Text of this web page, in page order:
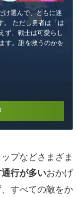
け選んで、ともに迷
。 ただし勇者は「は
ず、戦士は可愛らし
す。誰を救うのかを
プなどさまざま
行が多いおかげ
すべての敵をか